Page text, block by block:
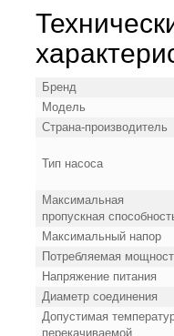
Бренд
Модель
Страна-производитель
Тип насоса
Максимальная
пропускная
Максимальный напор
Потребляемая
Напряжение питания
Диаметр соединения
Допустимая
перекачиваемой